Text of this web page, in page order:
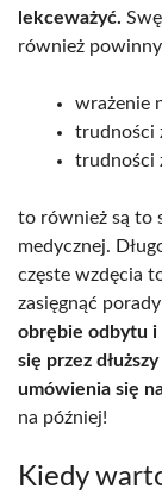
lekceważyć.
również
wrażenie
trudności
trudności
to również są to
medycznej.
częste wzdęcia
zasięgnąć
obrębie odbytu
się przez
umówienia się
na później!
Kiedy